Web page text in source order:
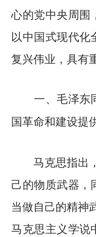
心的党中央周围
以中国式现代化
复兴伟业，具有
一、毛泽东
国革命和建设提
马克思指出，
己的物质武器，
当做自己的精神
马克思主义学说